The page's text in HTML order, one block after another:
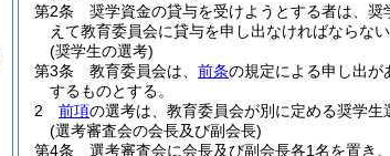
第2条
奨学資金の貸与を受けようとする者は、奨
えて教育委員会に貸与を申し出なければならない
(奨学生の選考)
第3条
教育委員会は、 前条の規定による申し出が
するものとする。
2
前項の選考は、教育委員会が別に定める奨学生
(選考審査会の会長及び副会長)
第4条
選考審査会に会長及び副会長各1名を置き